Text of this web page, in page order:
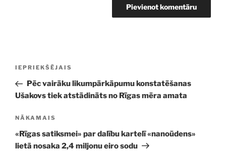
Iepriekšējā
ziņa:
IEPRIEKŠĒJAIS
Pēc vairāku likumpārkāpumu konstatēšanas
Ušakovs tiek atstādināts no Rīgas mēra amata
Nākamā
ziņa
NĀKAMAIS
«Rīgas satiksmei» par dalību kartelī «nanoūdens»
lietā nosaka 2,4 miljonu eiro sodu